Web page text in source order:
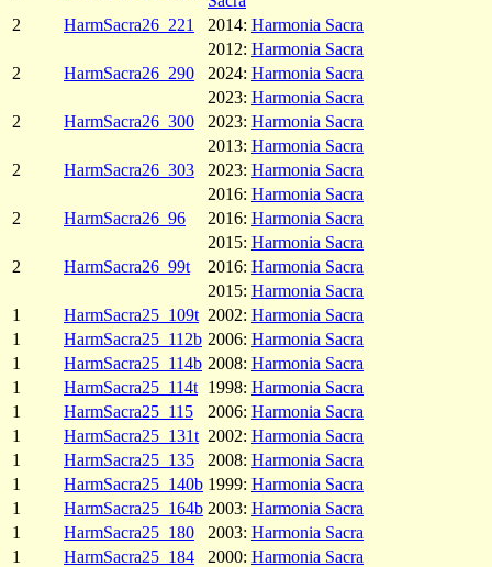
2
HarmSacra26_221 2014: Harmonia Sacra
2012: Harmonia Sacra
2
HarmSacra26_290 2024: Harmonia Sacra
2023: Harmonia Sacra
2
HarmSacra26_300 2023: Harmonia Sacra
2013: Harmonia Sacra
2
HarmSacra26_303 2023: Harmonia Sacra
2016: Harmonia Sacra
2
HarmSacra26_96 2016: Harmonia Sacra
2015: Harmonia Sacra
2
HarmSacra26_99t 2016: Harmonia Sacra
2015: Harmonia Sacra
1
HarmSacra25_109t 2002: Harmonia Sacra
1
HarmSacra25_112b 2006: Harmonia Sacra
1
HarmSacra25_114b 2008: Harmonia Sacra
1
HarmSacra25_114t 1998: Harmonia Sacra
1
HarmSacra25_115 2006: Harmonia Sacra
1
HarmSacra25_131t 2002: Harmonia Sacra
1
HarmSacra25_135 2008: Harmonia Sacra
1
HarmSacra25_140b 1999: Harmonia Sacra
1
HarmSacra25_164b 2003: Harmonia Sacra
1
HarmSacra25_180 2003: Harmonia Sacra
1
HarmSacra25_184 2000: Harmonia Sacra